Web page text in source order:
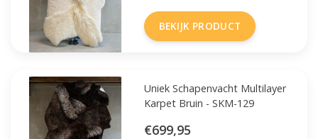
BEKIJK PRODUCT
Uniek Schapenvacht Multilayer
Karpet Bruin - SKM-129
€699,95